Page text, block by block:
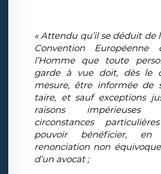
« Attendu qu’il se déduit de
Convention
l’Homme que toute
garde à vue doit, dès le
mesure, être informée de
taire, et sauf exceptions
raisons
circonstances
pouvoir bénéficier, en
renonciation non
d’un avocat ;